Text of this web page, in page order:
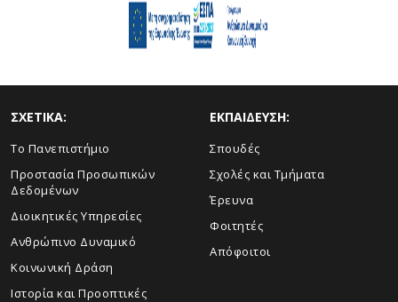
ΣΧΕΤΙΚΑ:
Το Πανεπιστήμιο
Προστασία Προσωπικών
Δεδομένων
Διοικητικές Υπηρεσίες
Ανθρώπινο Δυναμικό
Κοινωνική Δράση
Ιστορία και Προοπτικές
ΕΚΠΑΙΔΕΥΣΗ:
Σπουδές
Σχολές και Τμήματα
Έρευνα
Φοιτητές
Απόφοιτοι